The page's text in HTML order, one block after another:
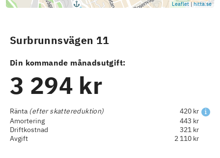
Leaflet | hitta.se
Surbrunnsvägen 11
Din kommande månadsutgift:
3 294 kr
Ränta (efter skattereduktion)
420 kr
Amortering
443 kr
Driftkostnad
321 kr
Avgift
2 110 kr